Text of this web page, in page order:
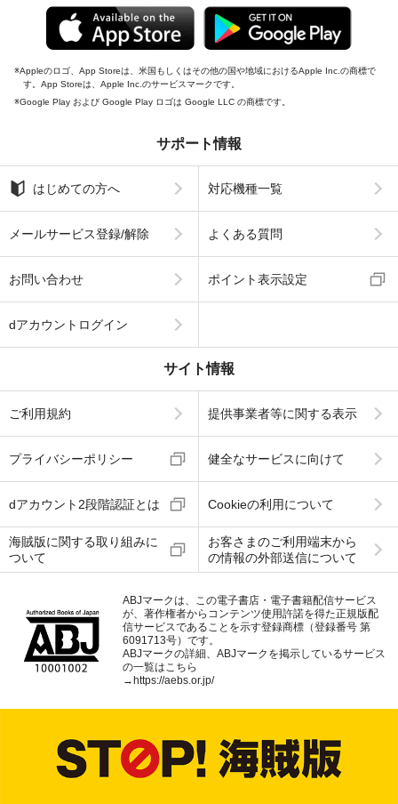
Appleのロゴ、App Storeは、米国もしくはその他の国や地域におけるApple Inc.の商標で
す。App Storeは、Apple Inc.のサービスマークです。
Google Play および Google Play ロゴは Google LLC の商標です。
サポート情報
はじめての方へ 対応機種一覧
メールサービス登録/解除 よくある質問
お問い合わせ ポイント表示設定
dアカウントログイン
サイト情報
ご利用規約 提供事業者等に関する表示
プライバシーポリシー 健全なサービスに向けて
dアカウント2段階認証とは Cookieの利用について
海賊版に関する取り組みに
ついて
お客さまのご利用端末から
の情報の外部送信について
ABJマークは、この電子書店・電子書籍配信サービス
が、著作権者からコンテンツ使用許諾を得た正規版配
信サービスであることを示す登録商標（登録番号 第
6091713号）です。
ABJマークの詳細、ABJマークを掲示しているサービス
の一覧はこちら
→ https://aebs.or.jp/